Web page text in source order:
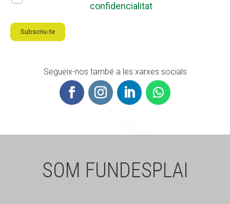
confidencialitat
Subscriu-te
Segueix-nos també a les xarxes socials
SOM FUNDESPLAI